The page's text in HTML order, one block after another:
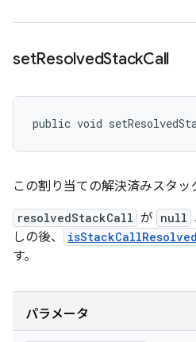
setResolvedStackCall
public void
この割り当ての解決済みスタッ
resolvedStackCall が null
しの後、
す。
パラメータ